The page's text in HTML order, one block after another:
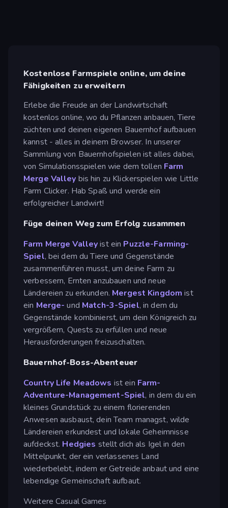
Kostenlose Farmspiele online, um deine
Fähigkeiten zu erweitern
Erlebe die Freude an der Landwirtschaft
kostenlos online, wo du Pflanzen anbauen, Tiere
züchten und deinen eigenen Bauernhof aufbauen
kannst - alles in deinem Browser. In unserer
Sammlung von Bauernhofspielen ist alles dabei,
von Simulationsspielen wie dem tollen Farm
Merge Valley bis hin zu Klickerspielen wie Little
Farm Clicker. Hab Spaß und werde ein
erfolgreicher Landwirt!
Füge deinen Weg zum Erfolg zusammen
Farm Merge Valleyist ein Puzzle-Farming-
Spiel, bei dem du Tiere und Gegenstände
zusammenführen musst, um deine Farm zu
verbessern, Ernten anzubauen und neue
Ländereien zu erkunden. Mergest Kingdom ist
ein Merge- und Match-3-Spiel, in dem du
Gegenstände kombinierst, um dein Königreich zu
vergrößern, Quests zu erfüllen und neue
Herausforderungen freizuschalten.
Bauernhof-Boss-Abenteuer
Country Life Meadows ist ein Farm-
Adventure-Management-Spiel, in dem du ein
kleines Grundstück zu einem florierenden
Anwesen ausbaust, dein Team managst, wilde
Ländereien erkundest und lokale Geheimnisse
aufdeckst. Hedgies stellt dich als Igel in den
Mittelpunkt, der ein verlassenes Land
wiederbelebt, indem er Getreide anbaut und eine
lebendige Gemeinschaft aufbaut.
Weitere Casual Games